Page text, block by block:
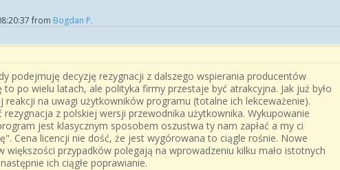
from Bogdan P.
podejmuję decyzję rezygnacji z dalszego wspierania producentów
to po wielu latach, ale polityka firmy przestaje być atrakcyjna. Jak już było
reakcji na uwagi użytkowników programu (totalne ich lekceważenie).
rezygnacja z polskiej wersji przewodnika użytkownika. Wykupowanie
jest klasycznym sposobem oszustwa ty nam zapłać a my ci
Cena licencji nie dość, że jest wygórowana to ciągle rośnie. Nowe
większości przypadków polegają na wprowadzeniu kilku mało istotnych
ich ciągłe poprawianie.